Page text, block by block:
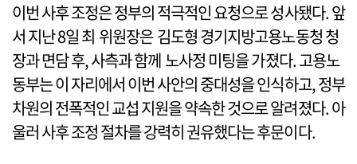
이번 사후 조정은 정부의 적극적인 요청으로 성사됐다. 앞
서 지난 8일 최 위원장은 김도형 경기지방고용노동청 청
장과 면담 후, 사측과 함께 노사정 미팅을 가졌다. 고용노
동부는 이 자리에서 이번 사안의 중대성을 인식하고, 정부
차원의 전폭적인 교섭 지원을 약속한 것으로 알려졌다. 아
울러 사후 조정 절차를 강력히 권유했다는 후문이다.